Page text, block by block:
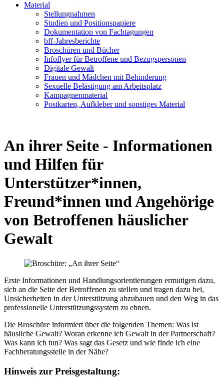
Material
Stellungnahmen
Studien und Positionspapiere
Dokumentation von Fachtagungen
bff-Jahresberichte
Broschüren und Bücher
Infoflyer für Betroffene und Bezugspersonen
Digitale Gewalt
Frauen und Mädchen mit Behinderung
Sexuelle Belästigung am Arbeitsplatz
Kampagnenmaterial
Postkarten, Aufkleber und sonstiges Material
An ihrer Seite - Informationen
und Hilfen für
Unterstützer*innen,
Freund*innen und Angehörige
von Betroffenen häuslicher
Gewalt
Erste Informationen und Handlungsorientierungen ermutigen dazu,
sich an die Seite der Betroffenen zu stellen und tragen dazu bei,
Unsicherheiten in der Unterstützung abzubauen und den Weg in das
professionelle Unterstützungssystem zu ebnen.
Die Broschüre informiert über die folgenden Themen: Was ist
häusliche Gewalt? Woran erkenne ich Gewalt in der Partnerschaft?
Was kann ich tun? Was sagt das Gesetz und wie finde ich eine
Fachberatungsstelle in der Nähe?
Hinweis zur Preisgestaltung: